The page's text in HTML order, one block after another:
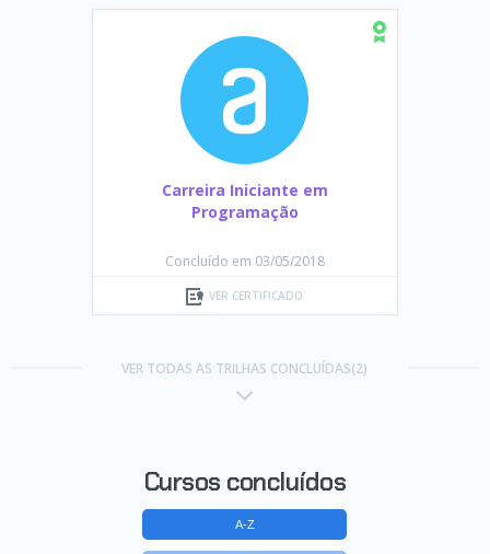
Carreira Iniciante em
Programação
Concluído em 03/05/2018
VER CERTIFICADO
VER TODAS AS TRILHAS CONCLUÍDAS(2)
Cursos concluídos
A-Z